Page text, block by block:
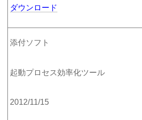
ダウンロード
添付ソフト
起動プロセス効率化ツール
2012/11/15